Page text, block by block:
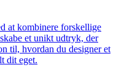
at kombinere forskellige
et unikt udtryk, der
til, hvordan du designer et
dit eget.